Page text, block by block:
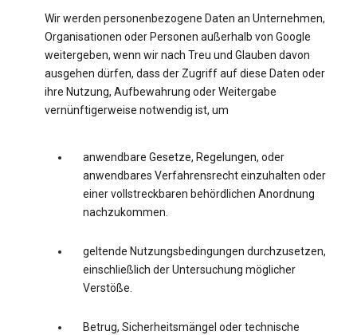
Wir werden personenbezogene Daten an Unternehmen,
Organisationen oder Personen außerhalb von Google
weitergeben, wenn wir nach Treu und Glauben davon
ausgehen dürfen, dass der Zugriff auf diese Daten oder
ihre Nutzung, Aufbewahrung oder Weitergabe
vernünftigerweise notwendig ist, um
anwendbare Gesetze, Regelungen, oder
anwendbares Verfahrensrecht einzuhalten oder
einer vollstreckbaren behördlichen Anordnung
nachzukommen.
geltende Nutzungsbedingungen durchzusetzen,
einschließlich der Untersuchung möglicher
Verstöße.
Betrug, Sicherheitsmängel oder technische